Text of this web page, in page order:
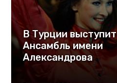
В Турции выступит
Ансамбль имени
Александрова